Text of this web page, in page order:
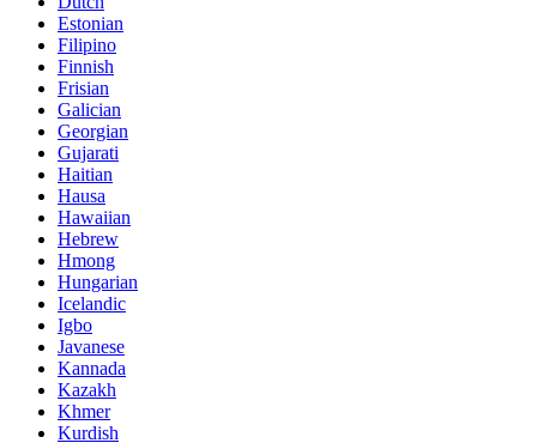
Estonian
Filipino
Finnish
Frisian
Galician
Georgian
Gujarati
Haitian
Hausa
Hawaiian
Hebrew
Hmong
Hungarian
Icelandic
Igbo
Javanese
Kannada
Kazakh
Khmer
Kurdish